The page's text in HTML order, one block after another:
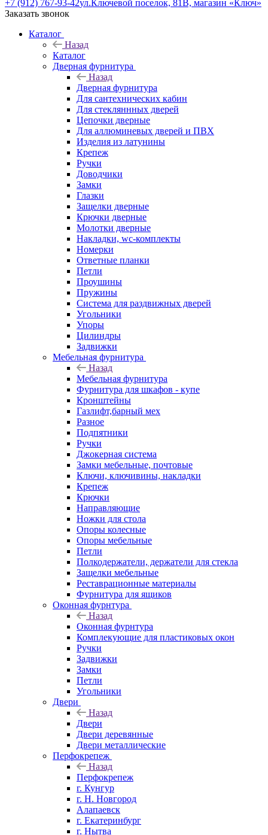
+7 (912) 767-93-42ул.Ключевой поселок, 81В, магазин «Ключ»
Заказать звонок
Каталог
Назад
Каталог
Дверная фурнитура
Назад
Дверная фурнитура
Для сантехнических кабин
Для стекляннных дверей
Цепочки дверные
Для аллюминевых дверей и ПВХ
Изделия из латунины
Крепеж
Ручки
Доводчики
Замки
Глазки
Защелки дверные
Крючки дверные
Молотки дверные
Накладки, wc-комплекты
Номерки
Ответные планки
Петли
Проушины
Пружины
Система для раздвижных дверей
Угольники
Упоры
Цилиндры
Задвижки
Мебельная фурнитура
Назад
Мебельная фурнитура
Фурнитура для шкафов - купе
Кронштейны
Газлифт,барный мех
Разное
Подпятники
Ручки
Джокерная система
Замки мебельные, почтовые
Ключи, ключивины, накладки
Крепеж
Крючки
Направляющие
Ножки для стола
Опоры колесные
Опоры мебельные
Петли
Полкодержатели, держатели для стекла
Защелки мебельные
Реставрационные материалы
Фурнитура для ящиков
Оконная фурнтура
Назад
Оконная фурнтура
Комплекующие для пластиковых окон
Ручки
Задвижки
Замки
Петли
Угольники
Двери
Назад
Двери
Двери деревянные
Двери металлические
Перфокрепеж
Назад
Перфокрепеж
г. Кунгур
г. Н. Новгород
Алапаевск
г. Екатеринбург
г. Нытва